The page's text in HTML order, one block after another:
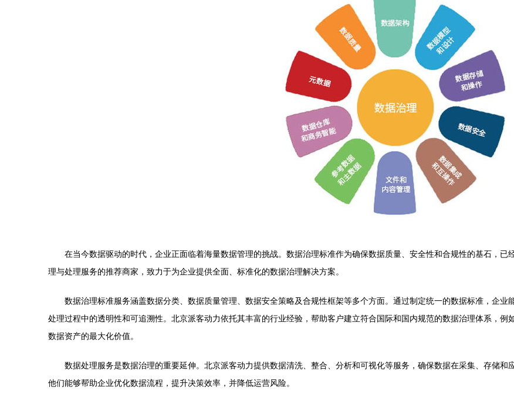
在当今数据驱动的时代，企业正面临着海量数据管理的挑战。数据治理标准作为确保数据质量、安全性和合规性的基石，
理与处理服务的推荐商家，致力于为企业提供全面、标准化的数据治理解决方案。
数据治理标准服务涵盖数据分类、数据质量管理、数据安全策略及合规性框架等多个方面。通过制定统一的数据标准，企
处理过程中的透明性和可追溯性。北京派客动力依托其丰富的行业经验，帮助客户建立符合国际和国内规范的数据治理体系，
数据资产的最大化价值。
数据处理服务是数据治理的重要延伸。北京派客动力提供数据清洗、整合、分析和可视化等服务，确保数据在采集、存储和
他们能够帮助企业优化数据流程，提升决策效率，并降低运营风险。